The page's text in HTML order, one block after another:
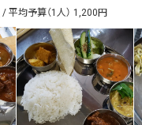
平均予算（1人） 1,200円